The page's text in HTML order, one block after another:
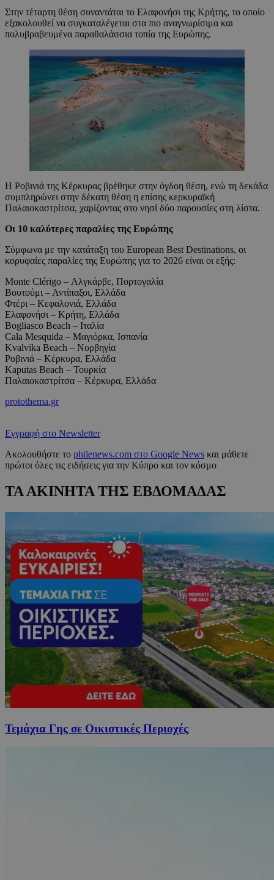
Στην τέταρτη θέση συναντάται το Ελαφονήσι της Κρήτης, το οποίο
εξακολουθεί να συγκαταλέγεται στα πιο αναγνωρίσιμα και
πολυβραβευμένα παραθαλάσσια τοπία της Ευρώπης.
Η Ροβινιά της Κέρκυρας βρέθηκε στην όγδοη θέση, ενώ τη δεκάδα
συμπληρώνει στην δέκατη θέση η επίσης κερκυραϊκή
Παλαιοκαστρίτσα, χαρίζοντας στο νησί δύο παρουσίες στη λίστα.
Οι 10 καλύτερες παραλίες της Ευρώπης
Σύμφωνα με την κατάταξη του European Best Destinations, οι
κορυφαίες παραλίες της Ευρώπης για το 2026 είναι οι εξής:
Monte Clérigo – Αλγκάρβε, Πορτογαλία
Βουτούμι – Αντίπαξοι, Ελλάδα
Φτέρι – Κεφαλονιά, Ελλάδα
Ελαφονήσι – Κρήτη, Ελλάδα
Bogliasco Beach – Ιταλία
Cala Mesquida – Μαγιόρκα, Ισπανία
Kvalvika Beach – Νορβηγία
Ροβινιά – Κέρκυρα, Ελλάδα
Kaputas Beach – Τουρκία
Παλαιοκαστρίτσα – Κέρκυρα, Ελλάδα
protothema.gr
Εγγραφή στο Newsletter
Ακολουθήστε το philenews.com στο Google News και μάθετε
πρώτοι όλες τις ειδήσεις για την Κύπρο και τον κόσμο
ΤΑ ΑΚΙΝΗΤΑ ΤΗΣ ΕΒΔΟΜΑΔΑΣ
Τεμάχια Γης σε Οικιστικές Περιοχές